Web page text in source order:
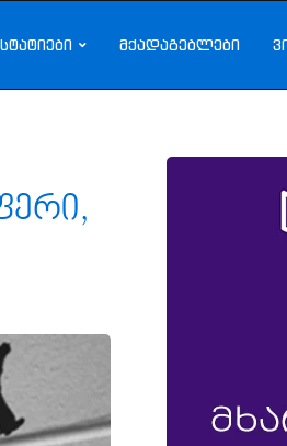
სტატიები მქადაგებლები